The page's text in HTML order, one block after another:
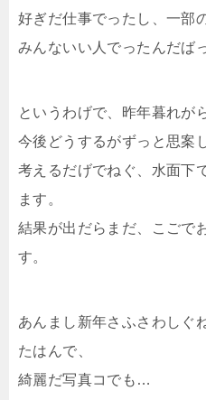
好ぎだ仕事でったし、一部
みんないい人でったんだば
というわげで、昨年暮れが
今後どうするがずっと思案
考えるだげでねぐ、水面下
ます。
結果が出だらまだ、こごで
す。
あんまし新年さふさわしぐ
たはんで、
綺麗だ写真コでも…